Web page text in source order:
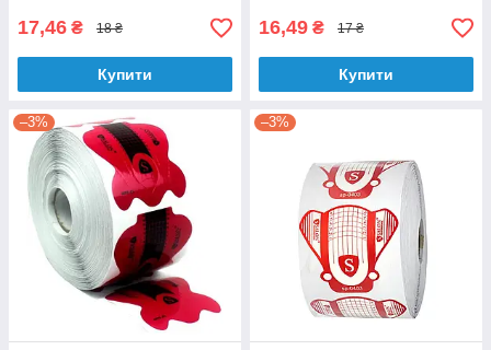
17,46 ₴ 18 ₴
Купити
16,49 ₴ 17 ₴
Купити
–3% –3%